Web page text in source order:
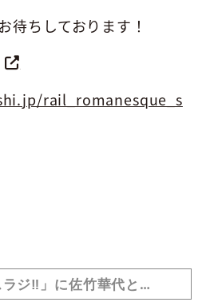
待ちしております！
rail_romanesque_s
ラジ‼」に佐竹華代と…